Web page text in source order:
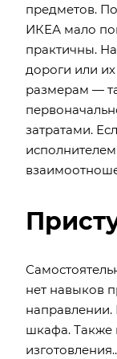
предметов.
ИКЕА мало
практичны.
дороги или
размерам —
затратами.
нет навыков
шкафа. Также